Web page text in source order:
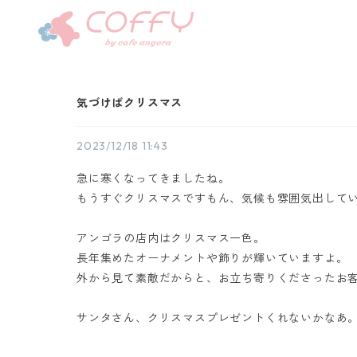
気づけばクリスマス
2023/12/18 11:43
急に寒くなってきましたね。
もうすぐクリスマスですもん、気候も雰囲気出して
アンゴラの店内はクリスマス一色。
長年集めたオーナメントや飾りが輝いていますよ。
外から見て素敵だからと、お立ち寄りくださったお客
サンタさん、クリスマスプレゼントくれないかなあ。